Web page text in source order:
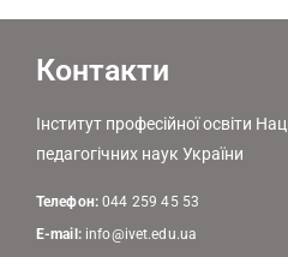
Контакти
Інститут професійної освіти
педагогічних наук України
Телефон:044 259 45 53
E-mail: info@ivet.edu.ua